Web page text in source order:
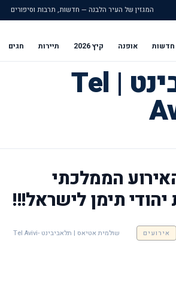
המגזין של העיר הלבנה — חדשות, תרבות וסיפורים
חדשות אופנה קיץ 2026 תיירות חגים
תלאביבינט | Tel
הממלכתי
יהודי תימן לישראל!!!
אירועים
שולמית אטיאס | תלאביבינט -Tel Avivi